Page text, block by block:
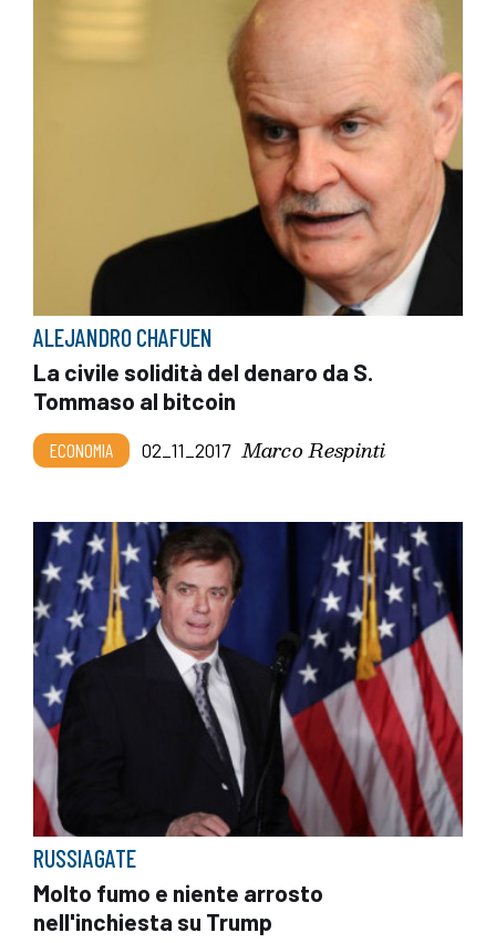
ALEJANDRO CHAFUEN
La civile solidità del denaro da S.
Tommaso al bitcoin
ECONOMIA 02_11_2017 Marco Respinti
RUSSIAGATE
Molto fumo e niente arrosto
nell'inchiesta su Trump